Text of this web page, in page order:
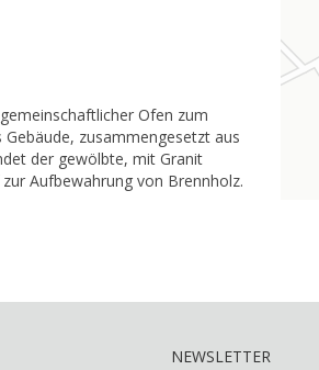
Ofen zum
zusammengesetzt aus
der gewölbte, mit Granit
Aufbewahrung von Brennholz.
NEWSLETTER